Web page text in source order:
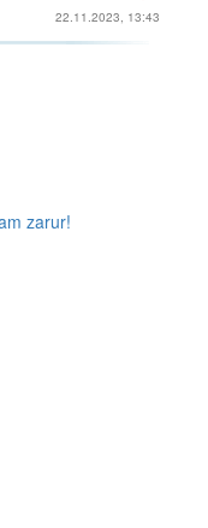
22.11.2023, 13:43
zarur!